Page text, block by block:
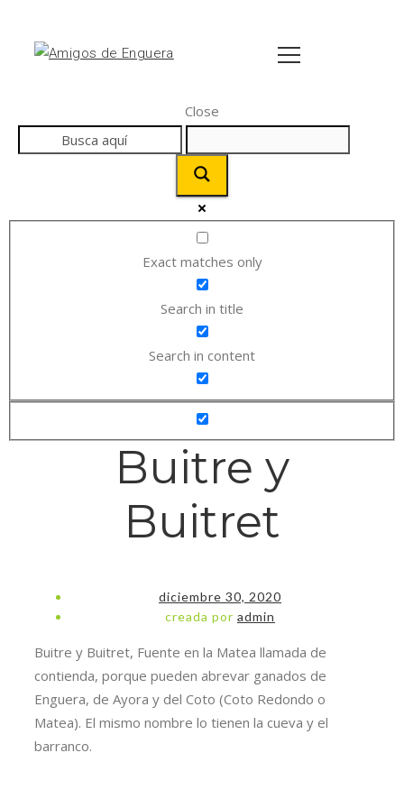
Close
Exact matches only
Search in title
Search in content
Buitre y
Buitret
diciembre 30, 2020
creada por admin
Buitre y Buitret, Fuente en la Matea llamada de
contienda, porque pueden abrevar ganados de
Enguera, de Ayora y del Coto (Coto Redondo o
Matea). El mismo nombre lo tienen la cueva y el
barranco.